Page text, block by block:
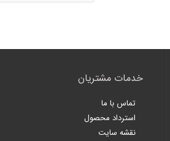
خدمات مشتریان
تماس با ما
استرداد محصول
نقشه سایت